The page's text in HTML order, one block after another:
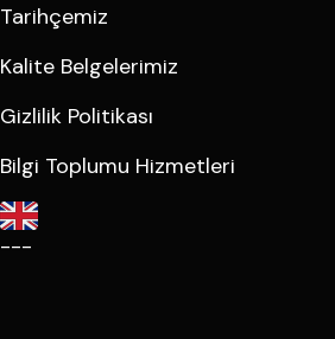
Tarihçemiz
Kalite Belgelerimiz
Gizlilik Politikası
Bilgi Toplumu Hizmetleri
---